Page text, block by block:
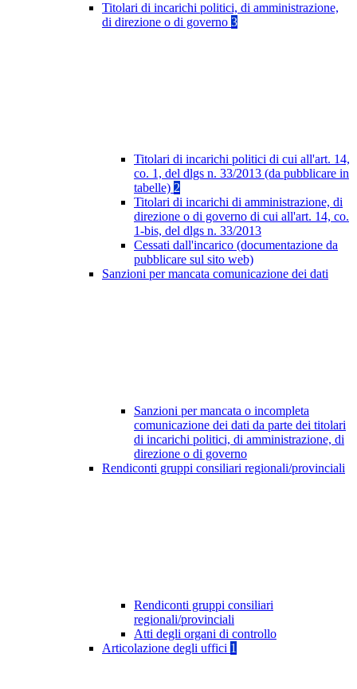
Titolari di incarichi politici, di amministrazione,
di direzione o di governo 3
Titolari di incarichi politici di cui all'art. 14,
co. 1, del dlgs n. 33/2013 (da pubblicare in
tabelle) 2
Titolari di incarichi di amministrazione, di
direzione o di governo di cui all'art. 14, co.
1-bis, del dlgs n. 33/2013
Cessati dall'incarico (documentazione da
pubblicare sul sito web)
Sanzioni per mancata comunicazione dei dati
Sanzioni per mancata o incompleta
comunicazione dei dati da parte dei titolari
di incarichi politici, di amministrazione, di
direzione o di governo
Rendiconti gruppi consiliari regionali/provinciali
Rendiconti gruppi consiliari
regionali/provinciali
Atti degli organi di controllo
Articolazione degli uffici 1